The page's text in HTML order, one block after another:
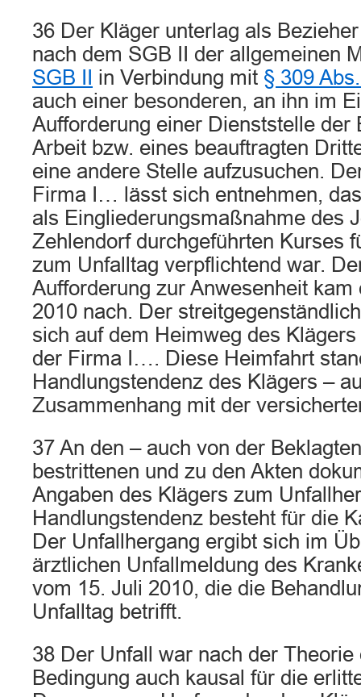
36 Der Kläger unterlag als
nach dem SGB II der allgemeinen
SGB II
in Verbindung mit § 309
auch einer besonderen, an ihn im
Aufforderung einer Dienststelle der
Arbeit bzw. eines beauftragten
eine andere Stelle aufzusuchen.
Firma I… lässt sich entnehmen,
als Eingliederungsmaßnahme des
Zehlendorf durchgeführten Kurses
zum Unfalltag verpflichtend war.
Aufforderung zur Anwesenheit
2010 nach. Der
sich auf dem Heimweg des
der Firma I…. Diese Heimfahrt
Handlungstendenz des Klägers –
Zusammenhang mit der
37 An den – auch von der
bestrittenen und zu den Akten
Angaben des Klägers zum
Handlungstendenz besteht für die
Der Unfallhergang ergibt sich im
ärztlichen Unfallmeldung des
vom 15. Juli 2010, die die
Unfalltag betrifft.
38 Der Unfall war nach der
Bedingung auch kausal für die